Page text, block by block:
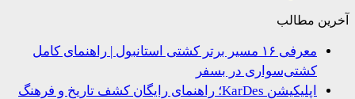
مطالب
معرفی ۱۶ مسیر برتر کشتی استانبول | راهنمای کامل
کشتی‌سواری در بسفر
اپلیکیشن KarDes؛ راهنمای رایگان کشف تاریخ و فرهنگ